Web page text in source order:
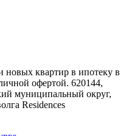
новых квартир в ипотеку в
офертой. 620144,
муниципальный округ,
Residences